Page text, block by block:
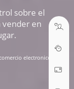
sobre el
vender en
electronico
ABRIR TICKET